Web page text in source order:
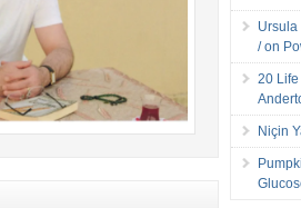
Ursula
/ on
20
Niçin